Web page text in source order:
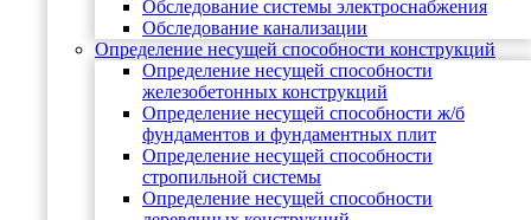
Обследование системы электроснабжения
Обследование канализации
Определение несущей способности конструкций
Определение несущей способности
железобетонных конструкций
Определение несущей способности ж/б
фундаментов и фундаментных плит
Определение несущей способности
стропильной системы
Определение несущей способности